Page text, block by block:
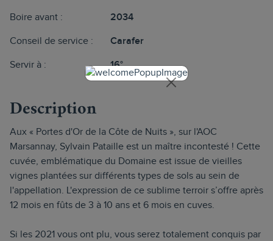
Boire avant : 2034
Conseil de service : Carafer
Servir à : 16°
Description
Aux « Portes d'Or de la Côte de Nuits », sur l'AOC
Marsannay, Sylvain Pataille est un maître incontesté ! Cette
cuvée, emblématique du Domaine est issue de vieilles
vignes plantées sur différents types de sols au sein de
l'appellation. L'expression de ce sublime terroir s’offre après
12 mois en fûts de 3 à 10 ans et 6 mois en cuves.
Si les 2021 vous ont plu, vous serez totalement conquis par